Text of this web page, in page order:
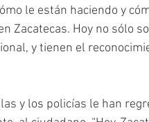
le están haciendo y
Zacatecas. Hoy no sólo
y tienen el
y los policías le han